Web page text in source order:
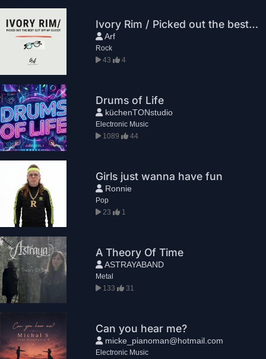
Ivory Rim / Picked out the best suit off my closet
Arf
Rock
43
4
Drums of Life
küchenTONstudio
Electronic Music
1089
44
Girls just wanna have fun
Ronnie
Pop
23
1
A Theory Of Time
ASTRAYABAND
Metal
133
31
Can you hear me?
micke_pianoman@hotmail.com
Electronic Music